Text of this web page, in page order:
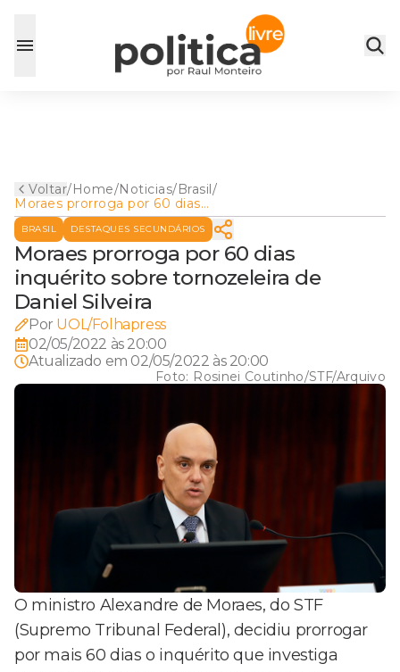
Voltar/Home/Noticias/Brasil/
Moraes prorroga por 60 dias
inquérito sobre tornozeleira
de Daniel Silveira
BRASIL DESTAQUES SECUNDÁRIOS
Moraes prorroga por 60 dias
inquérito sobre tornozeleira de
Daniel Silveira
Por UOL/Folhapress
02/05/2022 às 20:00
Atualizado em 02/05/2022 às 20:00
Foto: Rosinei Coutinho/STF/Arquivo
O ministro Alexandre de Moraes, do STF
(Supremo Tribunal Federal), decidiu prorrogar
por mais 60 dias o inquérito que investiga